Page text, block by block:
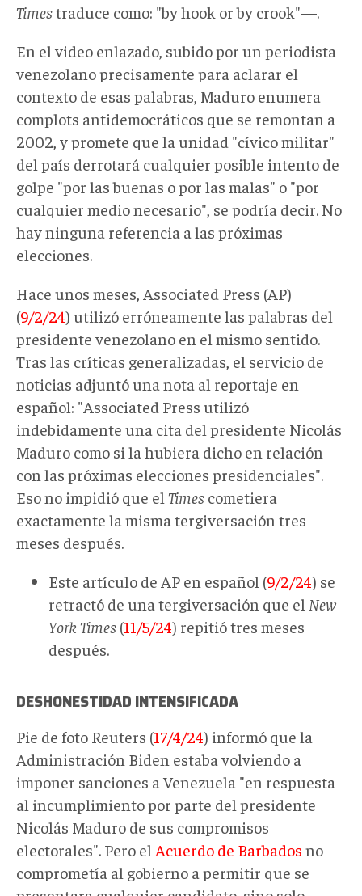
Timestraduce como: "by hook or by crook"—.
En el video enlazado, subido por un periodista
venezolano precisamente para aclarar el
contexto de esas palabras, Maduro enumera
complots antidemocráticos que se remontan a
2002, y promete que la unidad "cívico militar"
del país derrotará cualquier posible intento de
golpe "por las buenas o por las malas" o "por
cualquier medio necesario", se podría decir. No
hay ninguna referencia a las próximas
elecciones.
Hace unos meses, Associated Press (AP)
(9/2/24) utilizó erróneamente las palabras del
presidente venezolano en el mismo sentido.
Tras las críticas generalizadas, el servicio de
noticias adjuntó una nota al reportaje en
español: "Associated Press utilizó
indebidamente una cita del presidente Nicolás
Maduro como si la hubiera dicho en relación
con las próximas elecciones presidenciales".
Eso no impidió que el Times cometiera
exactamente la misma tergiversación tres
meses después.
Este artículo de AP en español (9/2/24) se
retractó de una tergiversación que el New
York Times (11/5/24) repitió tres meses
después.
DESHONESTIDAD INTENSIFICADA
Pie de foto Reuters (17/4/24) informó que la
Administración Biden estaba volviendo a
imponer sanciones a Venezuela "en respuesta
al incumplimiento por parte del presidente
Nicolás Maduro de sus compromisos
electorales". Pero el Acuerdo de Barbados no
comprometía al gobierno a permitir que se